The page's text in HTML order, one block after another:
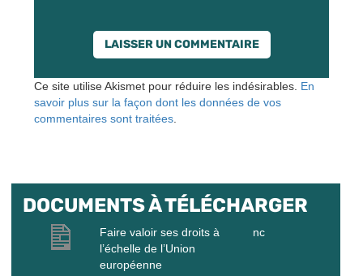
Ce site utilise Akismet pour réduire les indésirables. En
savoir plus sur la façon dont les données de vos
commentaires sont traitées.
DOCUMENTS À TÉLÉCHARGER
Faire valoir ses droits à
l’échelle de l’Union
européenne
nc